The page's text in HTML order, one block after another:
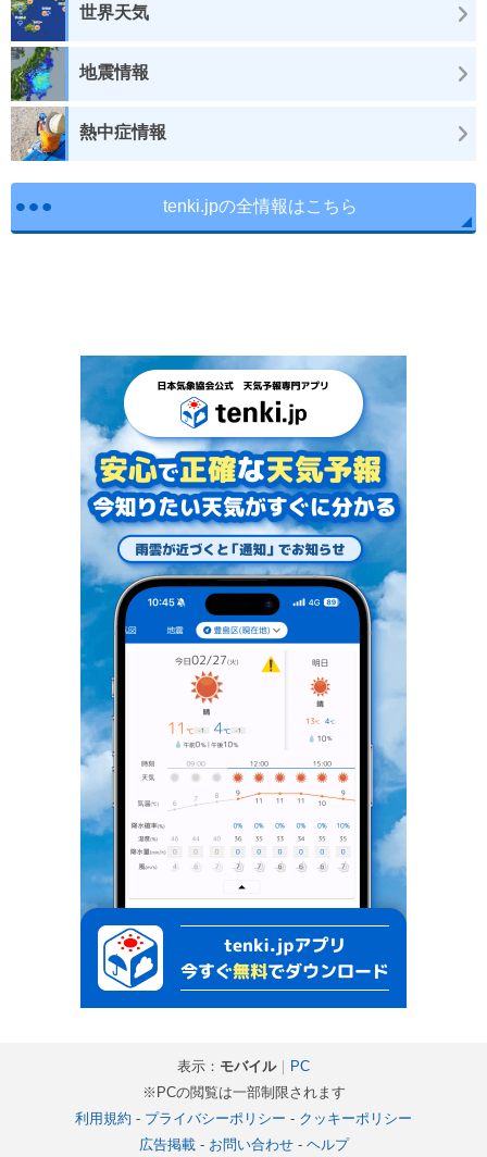
世界天気
地震情報
熱中症情報
tenki.jpの全情報はこちら
表示： モバイル｜ PC
※PCの閲覧は一部制限されます
利用規約 - プライバシーポリシー - クッキーポリシー
広告掲載- お問い合わせ- ヘルプ